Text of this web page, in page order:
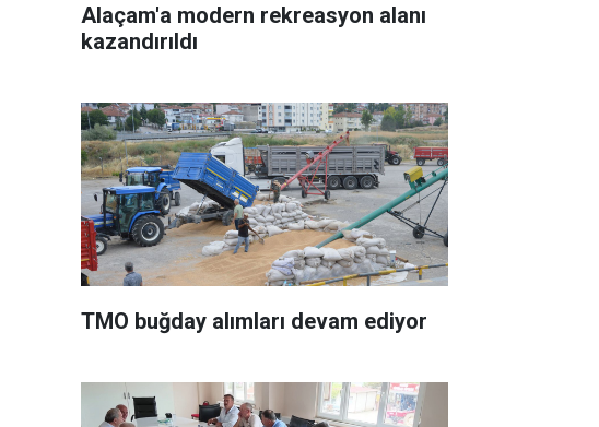
Alaçam'a modern rekreasyon alanı
kazandırıldı
TMO buğday alımları devam ediyor